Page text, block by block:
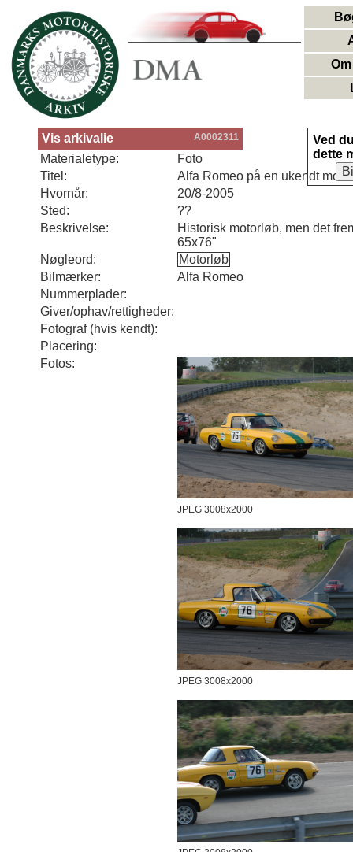
Vis arkivalie A0002311
Ved
dette
Materialetype:
Foto
Titel:
Alfa Romeo på en ukendt
Hvornår:
20/8-2005
Sted:
??
Beskrivelse:
Historisk motorløb, men det
65x76"
Nøgleord:
Motorløb
Bilmærker:
Alfa Romeo
Nummerplader:
Giver/ophav/rettigheder:
Fotograf (hvis kendt):
Placering:
Fotos:
JPEG 3008x2000
JPEG 3008x2000